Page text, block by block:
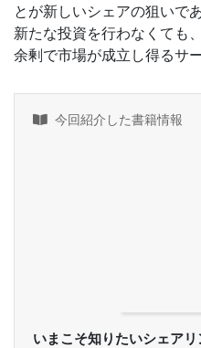
とが新しいシェアの狙いで
新たな投資を行わなくても
余剰で市場が成立し得るサ
今回紹介した書籍情報
いまこそ知りたいシェア